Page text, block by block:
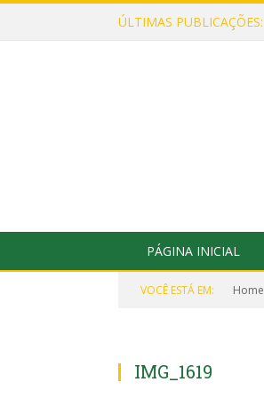
ÚLTIMAS PUBLICAÇÕES:
PÁGINA INICIAL
VOCÊ ESTÁ EM: Home
IMG_1619